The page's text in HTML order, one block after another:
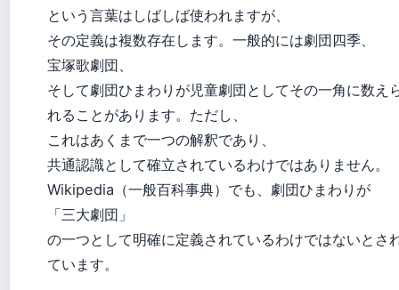
という言葉はしばしば使われますが、
その定義は複数存在します。一般的には劇団四季、
宝塚歌劇団、
そして劇団ひまわりが児童劇団としてその一角に数え
れることがあります。ただし、
これはあくまで一つの解釈であり、
共通認識として確立されているわけではありません。
Wikipedia（一般百科事典）でも、劇団ひまわりが
「三大劇団」
の一つとして明確に定義されているわけではないとさ
ています。